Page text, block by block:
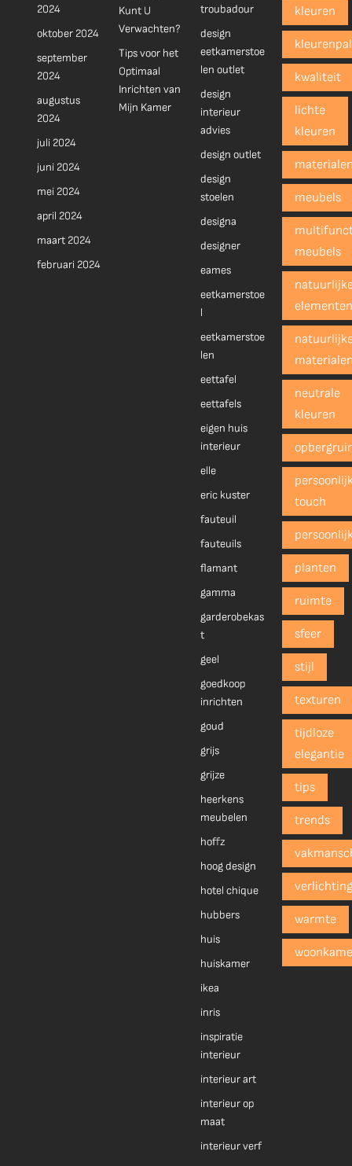
2024
oktober 2024
september
2024
augustus
2024
juli 2024
juni 2024
mei 2024
april 2024
maart 2024
februari 2024
Kunt U
Verwachten?
Tips voor het
Optimaal
Inrichten van
Mijn Kamer
troubadour
design
eetkamerstoe
len outlet
design
interieur
advies
design outlet
design
stoelen
designa
designer
eames
eetkamerstoe
l
eetkamerstoe
len
eettafel
eettafels
eigen huis
interieur
elle
eric kuster
fauteuil
fauteuils
flamant
gamma
garderobekas
t
geel
goedkoop
inrichten
goud
grijs
grijze
heerkens
meubelen
hoffz
hoog design
hotel chique
hubbers
huis
huiskamer
ikea
inris
inspiratie
interieur
interieur art
interieur op
maat
interieur verf
kleuren
kwaliteit
lichte
kleuren
meubels
meubels
neutrale
kleuren
touch
planten
ruimte
sfeer
stijl
texturen
tijdloze
elegantie
tips
trends
warmte